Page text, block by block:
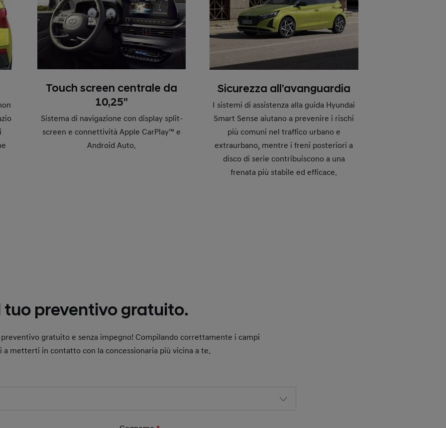
Touch screen centrale da
10,25"
Sistema di navigazione con display split-
screen e connettività Apple CarPlay™ e
Android Auto.
Sicurezza all’avanguardia
I sistemi di assistenza alla guida Hyundai
Smart Sense aiutano a prevenire i rischi
più comuni nel traffico urbano e
extraurbano, mentre i freni posteriori a
disco di serie contribuiscono a una
frenata più stabile ed efficace.
tuo preventivo gratuito.
gratuito e senza impegno! Compilando correttamente i campi
metterti in contatto con la concessionaria più vicina a te.